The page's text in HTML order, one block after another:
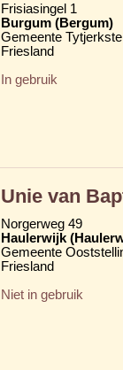
Frisiasingel 1
Burgum (Bergum)
Gemeente
Friesland
In gebruik
Unie van
Norgerweg 49
Haulerwijk
Gemeente
Friesland
Niet in gebruik